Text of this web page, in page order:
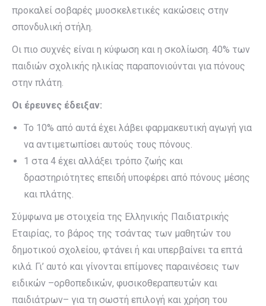
προκαλεί σοβαρές μυοσκελετικές κακώσεις στην
σπονδυλική στήλη.
Οι πιο συχνές είναι η κύφωση και η σκολίωση. 40% των
παιδιών σχολικής ηλικίας παραπονιούνται για πόνους
στην πλάτη.
Οι έρευνες έδειξαν:
Το 10% από αυτά έχει λάβει φαρμακευτική αγωγή για
να αντιμετωπίσει αυτούς τους πόνους.
1 στα 4 έχει αλλάξει τρόπο ζωής και
δραστηριότητες επειδή υποφέρει από πόνους μέσης
και πλάτης.
Σύμφωνα με στοιχεία της Ελληνικής Παιδιατρικής
Εταιρίας, το βάρος της τσάντας των μαθητών του
δημοτικού σχολείου, φτάνει ή και υπερβαίνει τα επτά
κιλά. Γι’ αυτό και γίνονται επίμονες παραινέσεις των
ειδικών –ορθοπεδικών, φυσικοθεραπευτών και
παιδιάτρων– για τη σωστή επιλογή και χρήση του